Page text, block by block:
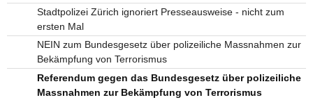
Stadtpolizei Zürich ignoriert Presseausweise - nicht zum
ersten Mal
NEIN zum Bundesgesetz über polizeiliche Massnahmen zur
Bekämpfung von Terrorismus
Referendum gegen das Bundesgesetz über polizeiliche
Massnahmen zur Bekämpfung von Terrorismus